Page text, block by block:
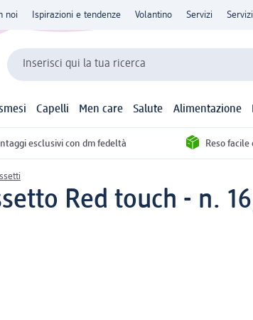
noi Ispirazioni e tendenze Volantino Servizi
Inserisci qui la tua ricerca
Capelli Men care Salute Alimentazione
esclusivi con dm fedeltà Reso
Red touch - n.